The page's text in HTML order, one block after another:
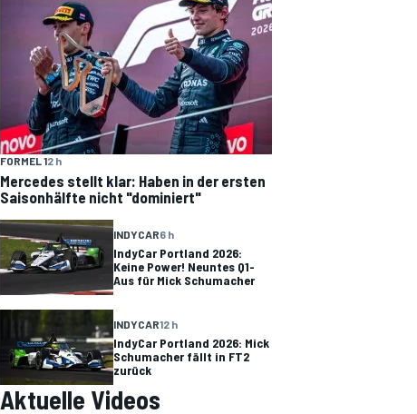
FORMEL 12 h
Mercedes stellt klar: Haben in der ersten
Saisonhälfte nicht "dominiert"
INDYCAR6 h
IndyCar Portland 2026:
Keine Power! Neuntes Q1-
Aus für Mick Schumacher
INDYCAR12 h
IndyCar Portland 2026: Mick
Schumacher fällt in FT2
zurück
Aktuelle Videos